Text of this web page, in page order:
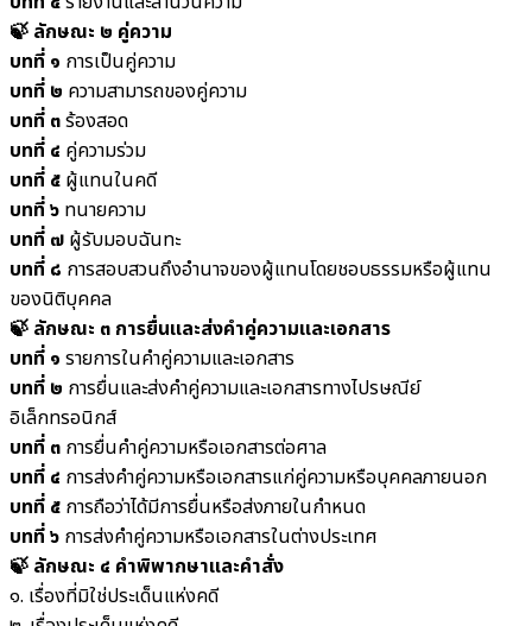
🍃 ลักษณะ ๒ คู่ความ
บทที่ ๑ การเป็นคู่ความ
บทที่ ๒ ความสามารถของคู่ความ
บทที่ ๓ร้องสอด
บทที่ ๔ คู่ความร่วม
บทที่ ๕ ผู้แทนในคดี
บทที่ ๖ ทนายความ
บทที่ ๗ ผู้รับมอบฉันทะ
บทที่ ๘ การสอบสวนถึงอำนาจของผู้แทนโดยชอบธรรมหรือผู้แทน
ของนิติบุคคล
🍃 ลักษณะ ๓ การยื่นและส่งคำคู่ความและเอกสาร
บทที่ ๑ รายการในคำคู่ความและเอกสาร
บทที่ ๒ การยื่นและส่งคำคู่ความและเอกสารทางไปรษณีย์
อิเล็กทรอนิกส์
บทที่ ๓ การยื่นคำคู่ความหรือเอกสารต่อศาล
บทที่ ๔ การส่งคำคู่ความหรือเอกสารแก่คู่ความหรือบุคคลภายนอก
บทที่ ๕ การถือว่าได้มีการยื่นหรือส่งภายในกำหนด
บทที่ ๖ การส่งคำคู่ความหรือเอกสารในต่างประเทศ
🍃 ลักษณะ ๔ คำพิพากษาและคำสั่ง
๑. เรื่องที่มิใช่ประเด็นแห่งคดี